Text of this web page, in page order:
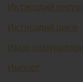
Иқтисодий
Иқтисодий цикл
Имзо
Импорт